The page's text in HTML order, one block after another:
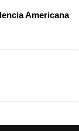
Americana